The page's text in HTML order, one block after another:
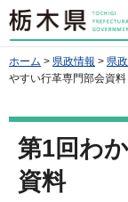
栃木県
ホーム > 県政情報 > 県
やすい行革専門部会資料
第1回わ
資料